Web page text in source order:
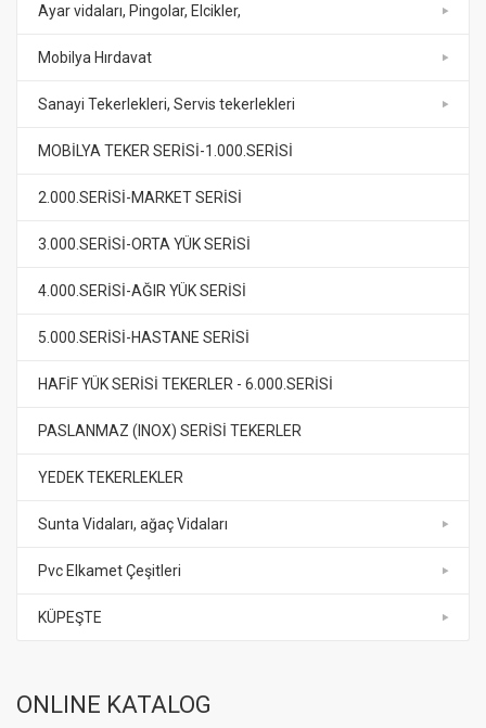
Ayar vidaları, Pingolar, Elcikler,
Mobilya Hırdavat
Sanayi Tekerlekleri, Servis tekerlekleri
MOBİLYA TEKER SERİSİ-1.000.SERİSİ
2.000.SERİSİ-MARKET SERİSİ
3.000.SERİSİ-ORTA YÜK SERİSİ
4.000.SERİSİ-AĞIR YÜK SERİSİ
5.000.SERİSİ-HASTANE SERİSİ
HAFİF YÜK SERİSİ TEKERLER - 6.000.SERİSİ
PASLANMAZ (INOX) SERİSİ TEKERLER
YEDEK TEKERLEKLER
Sunta Vidaları, ağaç Vidaları
Pvc Elkamet Çeşitleri
KÜPEŞTE
ONLINE KATALOG